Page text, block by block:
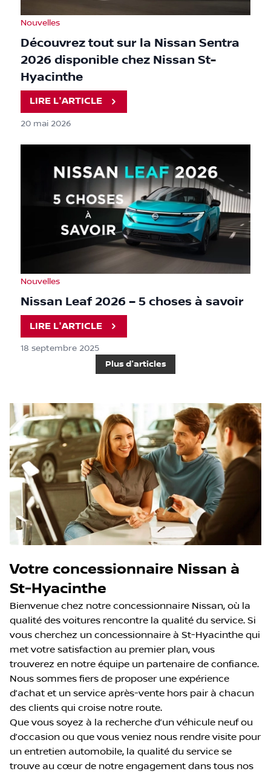
Nouvelles
Découvrez tout sur la Nissan Sentra
2026 disponible chez Nissan St-
Hyacinthe
LIRE L'ARTICLE
20 mai 2026
Nouvelles
Nissan Leaf 2026 – 5 choses à savoir
LIRE L'ARTICLE
18 septembre 2025
Plus d'articles
Votre concessionnaire Nissan à
St-Hyacinthe
Bienvenue chez notre concessionnaire Nissan, où la
qualité des voitures rencontre la qualité du service. Si
vous cherchez un concessionnaire à St-Hyacinthe qui
met votre satisfaction au premier plan, vous
trouverez en notre équipe un partenaire de confiance.
Nous sommes fiers de proposer une expérience
d’achat et un service après-vente hors pair à chacun
des clients qui croise notre route.
Que vous soyez à la recherche d’un véhicule neuf ou
d’occasion ou que vous veniez nous rendre visite pour
un entretien automobile, la qualité du service se
trouve au cœur de notre engagement dans tous nos